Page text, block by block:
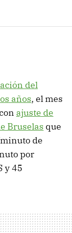
del
años, el mes
ajuste de
Bruselas que
de
por
y 45